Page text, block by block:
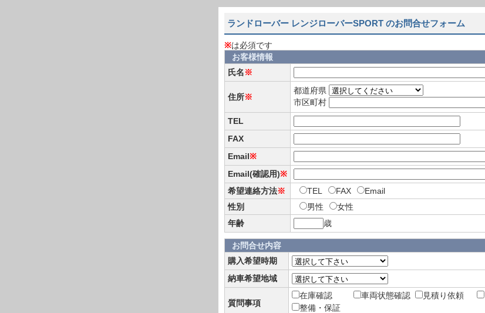
ランドローバー レンジローバーSPORT のお問合せフォーム
※は必須です
お客様情報
氏名※
住所※
都道府県
市区町村
TEL
FAX
Email※
Email(確認用)※
希望連絡方法※ TEL FAX
Email
性別
男性
女性
年齢
歳
お問合せ内容
購入希望時期
納車希望地域
質問事項
在庫確認 車両状態確認 見積り依頼
整備・保証